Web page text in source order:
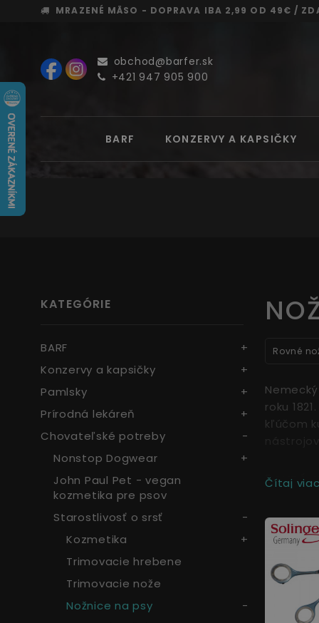
MRAZENÉ MÄSO - DOPRAVA IBA 2,99 OD 49€ /
obchod@barfer.sk
+421 947 905 900
BARF KONZERVY A KAPSIČKY
KATEGÓRIE
BARF
Konzervy a kapsičky
Pamlsky
Prírodná lekáreň
Chovateľské potreby
Nonstop Dogwear
John Paul Pet - vegan
kozmetika pre psov
Starostlivosť o srsť
Kozmetika
Trimovacie hrebene
Trimovacie nože
Nožnice na psy
Rovné
roku
kľúčom
Rovné
zúbky
Čítaj